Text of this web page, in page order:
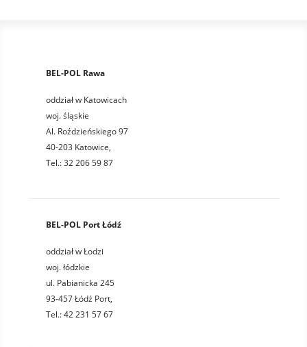
BEL-POL Rawa
oddział w Katowicach
woj. śląskie
Al. Roździeńskiego 97
40-203 Katowice,
Tel.: 32 206 59 87
BEL-POL Port Łódź
oddział w Łodzi
woj. łódzkie
ul. Pabianicka 245
93-457 Łódź Port,
Tel.: 42 231 57 67